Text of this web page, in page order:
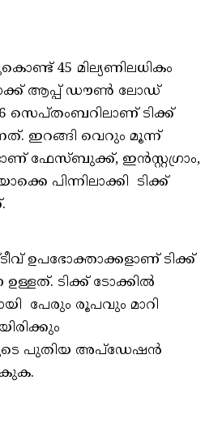
45 മില്യണിലധികം
ആപ്പ് ഡൗൺ ലോഡ്
സെപ്തംബറിലാണ് ടിക്ക്
ഇറങ്ങി വെറും മൂന്ന്
ഫേസ്ബുക്ക്, ഇൻസ്റ്റഗ്രാം,
പിന്നിലാക്കി ടിക്ക്
ഉപഭോക്താക്കളാണ് ടിക്ക്
ടിക്ക് ടോക്കിൽ
പേരും രൂപവും മാറി
പുതിയ അപ്ഡേഷൻ